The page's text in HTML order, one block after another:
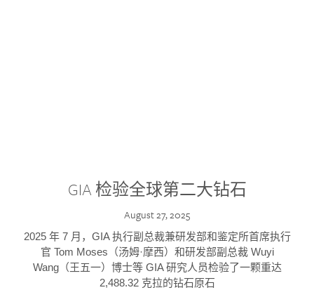
GIA 检验全球第二大钻石
August 27, 2025
2025 年 7 月，GIA 执行副总裁兼研发部和鉴定所首席执行
官 Tom Moses（汤姆·摩西）和研发部副总裁 Wuyi
Wang（王五一）博士等 GIA 研究人员检验了一颗重达
2,488.32 克拉的钻石原石